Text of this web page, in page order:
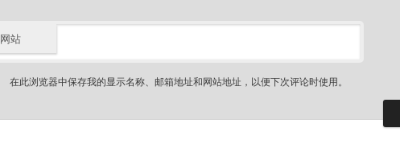
网站
在此浏览器中保存我的显示名称、邮箱地址和网站地址，以便下次评论时使用。